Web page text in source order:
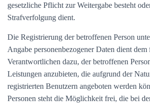
gesetzliche Pflicht zur Weitergabe besteht
Strafverfolgung dient.
Die Registrierung der betroffenen Person
Angabe personenbezogener Daten dient
Verantwortlichen dazu, der betroffenen
Leistungen anzubieten, die aufgrund der
registrierten Benutzern angeboten werden
Personen steht die Möglichkeit frei, die bei